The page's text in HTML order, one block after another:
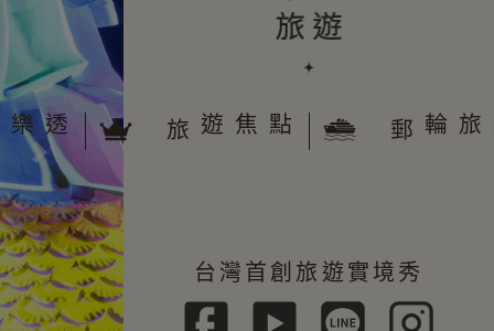
往後
於樂透 旅 遊焦點 郵
台灣首創旅遊實境秀